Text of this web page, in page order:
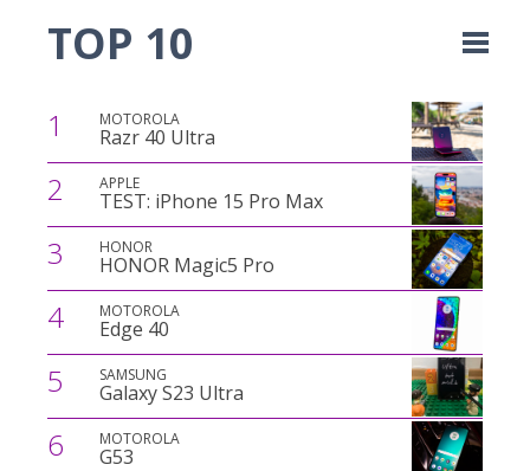
TOP 10
1 MOTOROLA
Razr 40 Ultra
2 APPLE
TEST: iPhone 15 Pro Max
3 HONOR
HONOR Magic5 Pro
4 MOTOROLA
Edge 40
5 SAMSUNG
Galaxy S23 Ultra
6 MOTOROLA
G53